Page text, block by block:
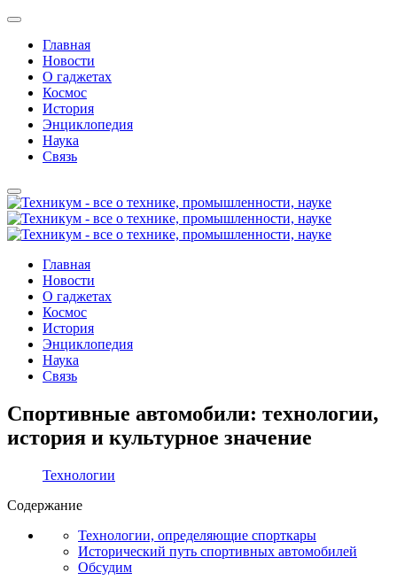
Главная
Новости
О гаджетах
Космос
История
Энциклопедия
Наука
Связь
Главная
Новости
О гаджетах
Космос
История
Энциклопедия
Наука
Связь
Спортивные автомобили: технологии,
история и культурное значение
Технологии
Содержание
Технологии, определяющие спорткары
Исторический путь спортивных автомобилей
Обсудим